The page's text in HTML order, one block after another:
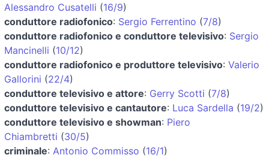
Alessandro Cusatelli (16/9)
conduttore radiofonico: Sergio Ferrentino (7/8)
conduttore radiofonico e conduttore televisivo: Sergio
Mancinelli (10/12)
conduttore radiofonico e produttore televisivo: Valerio
Gallorini (22/4)
conduttore televisivo e attore: Gerry Scotti (7/8)
conduttore televisivo e cantautore: Luca Sardella (19/2)
conduttore televisivo e showman: Piero
Chiambretti (30/5)
criminale: Antonio Commisso (16/1)